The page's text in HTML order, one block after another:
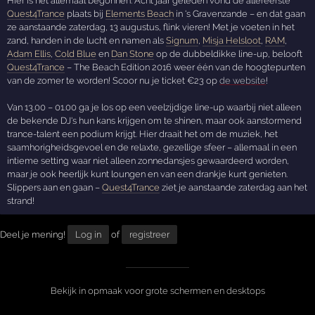
Quest4Trance plaats bij Elements Beach in 's Gravenzande – en dat gaan
ze aanstaande zaterdag, 13 augustus, flink vieren! Met je voeten in het
zand, handen in de lucht en namen alsSignum, Misja Helsloot, RAM,
Adam Ellis,Cold Blue en Dan Stone op de dubbeldikke line-up, belooft
Quest4Trance – The Beach Edition 2016 weer één van de hoogtepunten
van de zomer te worden! Scoor nu je ticket €23 opde website!
Van 13.00 – 01.00 ga je los op een veelzijdige line-up waarbij niet alleen
de bekende DJ's hun kans krijgen om te shinen, maar ook aanstormend
trance-talent een podium krijgt. Hier draait het om de muziek, het
saamhorigheidsgevoel en de relaxte, gezellige sfeer – allemaal in een
intieme setting waar niet alleen zonnedansjes gewaardeerd worden,
maar je ook heerlijk kunt loungen en van een drankje kunt genieten.
Slippers aan en gaan –Quest4Trance ziet je aanstaande zaterdag aan het
strand!
Deel je mening! Log in of registreer
Bekijk in opmaak voor grote schermen en desktops